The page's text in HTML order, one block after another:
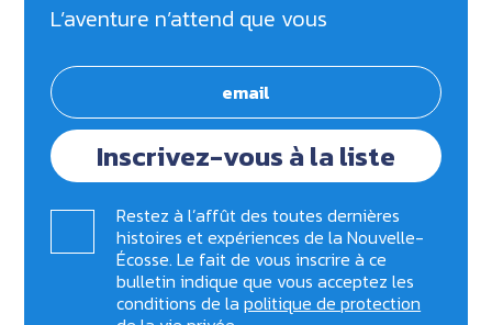
L’aventure n’attend que vous
Inscrivez-vous à la liste
Restez à l’affût des toutes dernières
histoires et expériences de la Nouvelle-
Écosse. Le fait de vous inscrire à ce
bulletin indique que vous acceptez les
conditions de lapolitique de protection